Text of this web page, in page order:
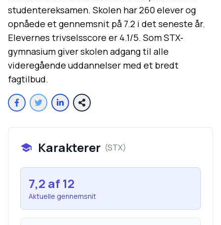
studentereksamen. Skolen har 260 elever og
opnåede et gennemsnit på 7.2 i det seneste år.
Elevernes trivselsscore er 4.1/5. Som STX-
gymnasium giver skolen adgang til alle
videregående uddannelser med et bredt
fagtilbud.
Karakterer (STX)
7,2 af 12
Aktuelle gennemsnit